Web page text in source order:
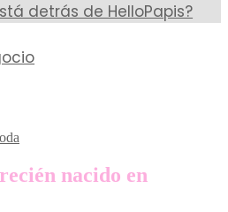
detrás de HelloPapis?
nacido en